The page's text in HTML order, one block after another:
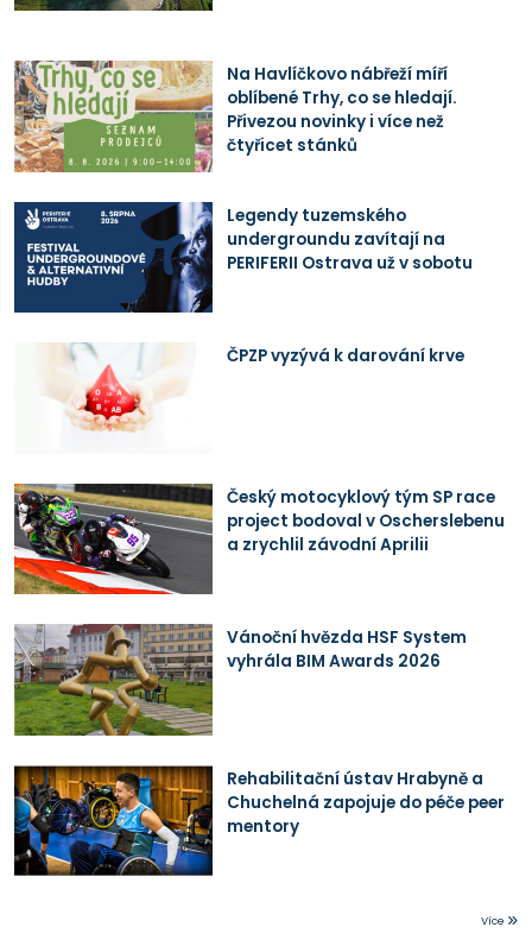
Na Havlíčkovo nábřeží míří
oblíbené Trhy, co se hledají.
Přivezou novinky i více než
čtyřicet stánků
Legendy tuzemského
undergroundu zavítají na
PERIFERII Ostrava už v sobotu
ČPZP vyzývá k darování krve
Český motocyklový tým SP race
project bodoval v Oscherslebenu
a zrychlil závodní Aprilii
Vánoční hvězda HSF System
vyhrála BIM Awards 2026
Rehabilitační ústav Hrabyně a
Chuchelná zapojuje do péče peer
mentory
Více